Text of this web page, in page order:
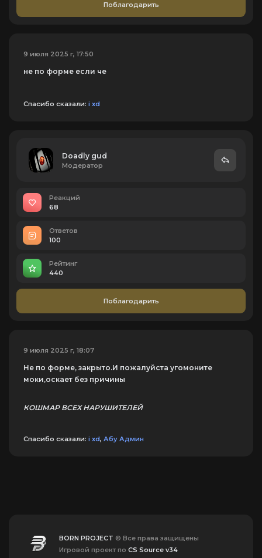
Поблагодарить
9 июля 2025 г, 17:50
не по форме если че
Спасибо сказали: i xd
Doadly gud
Модератор
Реакций
68
Ответов
100
Рейтинг
440
Поблагодарить
9 июля 2025 г, 18:07
Не по форме, закрыто.И пожалуйста угомоните
моки,оскает без причины
КОШМАР ВСЕХ НАРУШИТЕЛЕЙ
Спасибо сказали: i xd, Абу Админ
BORN PROJECT © Все права защищены
Игровой проект по CS Source v34